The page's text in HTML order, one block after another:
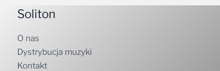
Soliton
O nas
Dystrybucja muzyki
Kontakt